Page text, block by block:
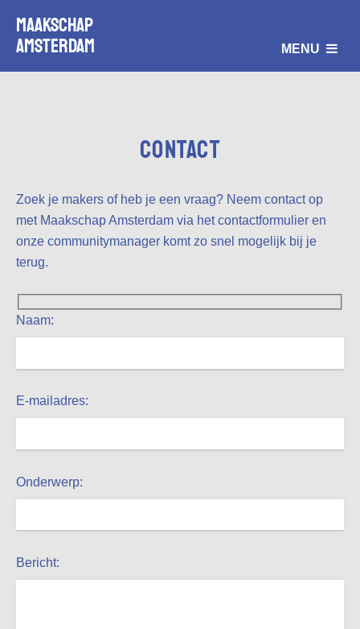
Maakschap
Amsterdam
MENU
Contact
Zoek je makers of heb je een vraag? Neem contact op
met Maakschap Amsterdam via het contactformulier en
onze communitymanager komt zo snel mogelijk bij je
terug.
Naam:
E-mailadres:
Onderwerp:
Bericht: